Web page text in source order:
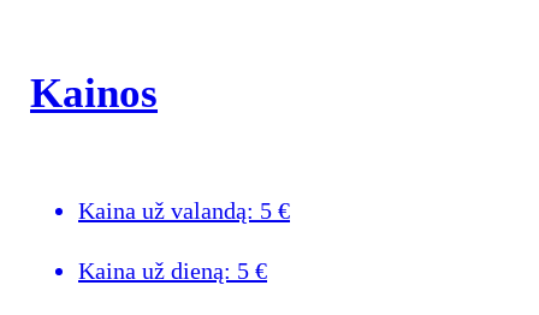
Kainos
Kaina už valandą: 5 €
Kaina už dieną: 5 €